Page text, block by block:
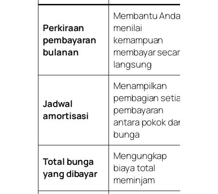
Perkiraan
pembayaran
bulanan
Membantu Anda
menilai
kemampuan
membayar secara
langsung
Jadwal
amortisasi
Menampilkan
pembagian setiap
pembayaran
antara pokok dan
bunga
Total bunga
yang dibayar
Mengungkap
biaya total
meminjam